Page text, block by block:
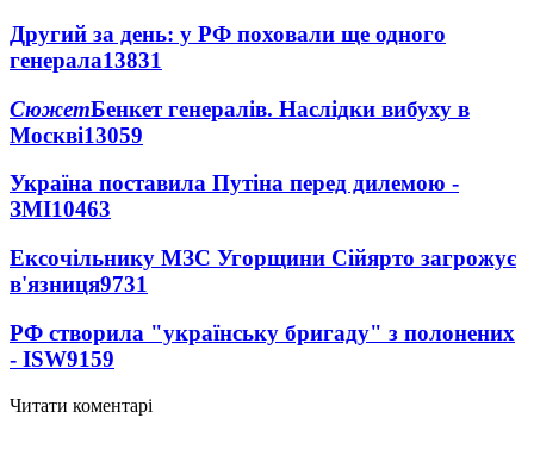
Другий за день: у РФ поховали ще одного
генерала13831
СюжетБенкет генералів. Наслідки вибуху в
Москві13059
Україна поставила Путіна перед дилемою -
ЗМІ10463
Ексочільнику МЗС Угорщини Сійярто загрожує
в'язниця9731
РФ створила "українську бригаду" з полонених
- ISW9159
Читати коментарі